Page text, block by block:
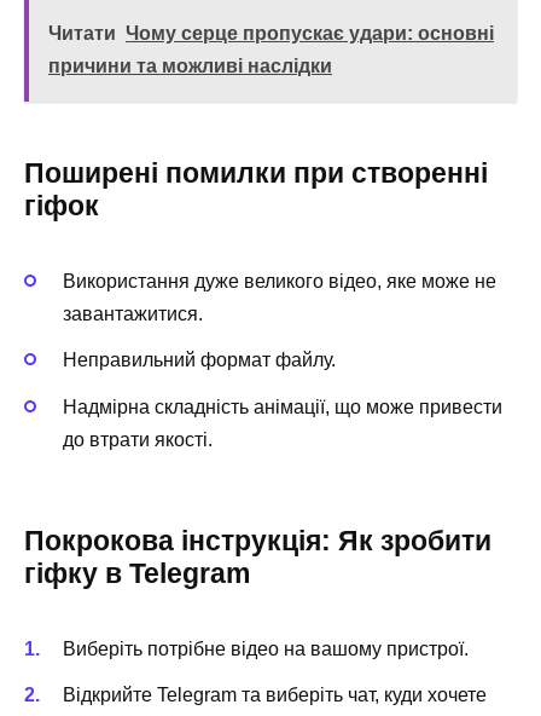
Читати Чому серце пропускає удари: основні
причини та можливі наслідки
Поширені помилки при створенні
гіфок
Використання дуже великого відео, яке може не
завантажитися.
Неправильний формат файлу.
Надмірна складність анімації, що може привести
до втрати якості.
Покрокова інструкція: Як зробити
гіфку в Telegram
Виберіть потрібне відео на вашому пристрої.
Відкрийте Telegram та виберіть чат, куди хочете